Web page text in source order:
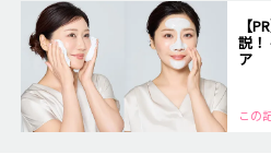
【
説！
ア
この